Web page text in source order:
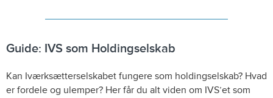
Guide: IVS som Holdingselskab
Kan Iværksætterselskabet fungere som holdingselskab? Hvad
er fordele og ulemper? Her får du alt viden om IVS’et som